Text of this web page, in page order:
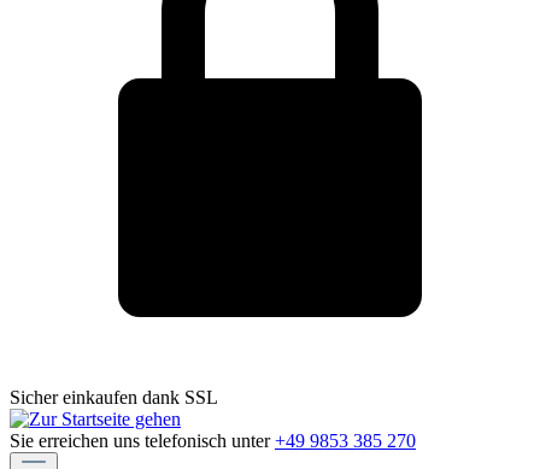
Sicher einkaufen dank SSL
Sie erreichen uns telefonisch unter +49 9853 385 270